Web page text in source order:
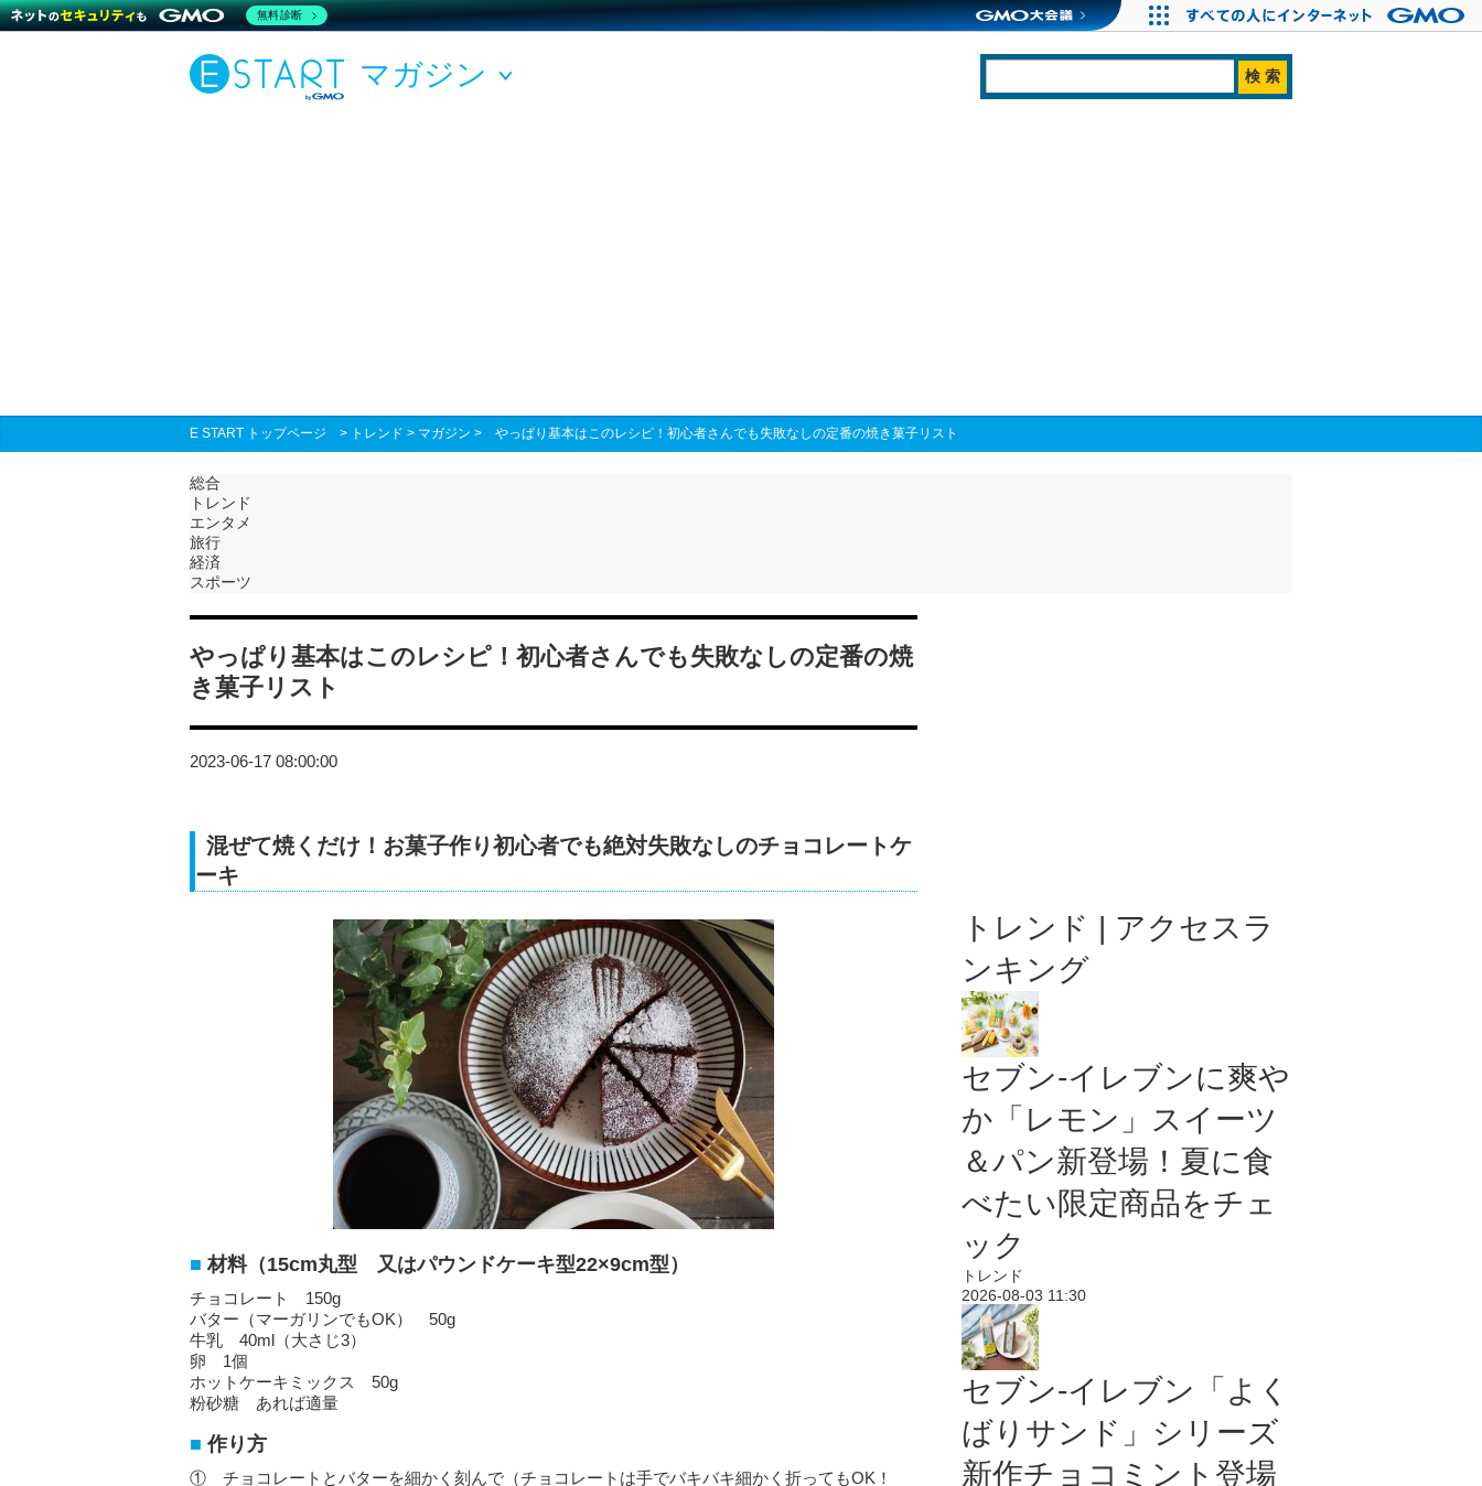
マガジン
E START トップページ > トレンド > マガジン > やっぱり基本はこのレシピ！初心者さんでも失敗なしの定番の焼き菓子リスト
総合
トレンド
エンタメ
旅行
経済
スポーツ
やっぱり基本はこのレシピ！初心者さんでも失敗なしの定番の焼
き菓子リスト
2023-06-17 08:00:00
混ぜて焼くだけ！お菓子作り初心者でも絶対失敗なしのチョコレートケ
ーキ
材料（15cm丸型 又はパウンドケーキ型22×9cm型）
チョコレート 150g
バター（マーガリンでもOK） 50g
牛乳 40ml（大さじ3）
卵 1個
ホットケーキミックス 50g
粉砂糖 あれば適量
作り方
① チョコレートとバターを細かく刻んで（チョコレートは手でバキバキ細かく折ってもOK！
トレンド | アクセスラ
ンキング
セブン‐イレブンに爽や
か「レモン」スイーツ
＆パン新登場！夏に食
べたい限定商品をチェ
ック
トレンド
2026-08-03 11:30
セブン‐イレブン「よく
ばりサンド」シリーズ
新作チョコミント登場
無料診断